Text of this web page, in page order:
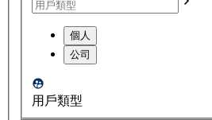
個人
公司
用戶類型